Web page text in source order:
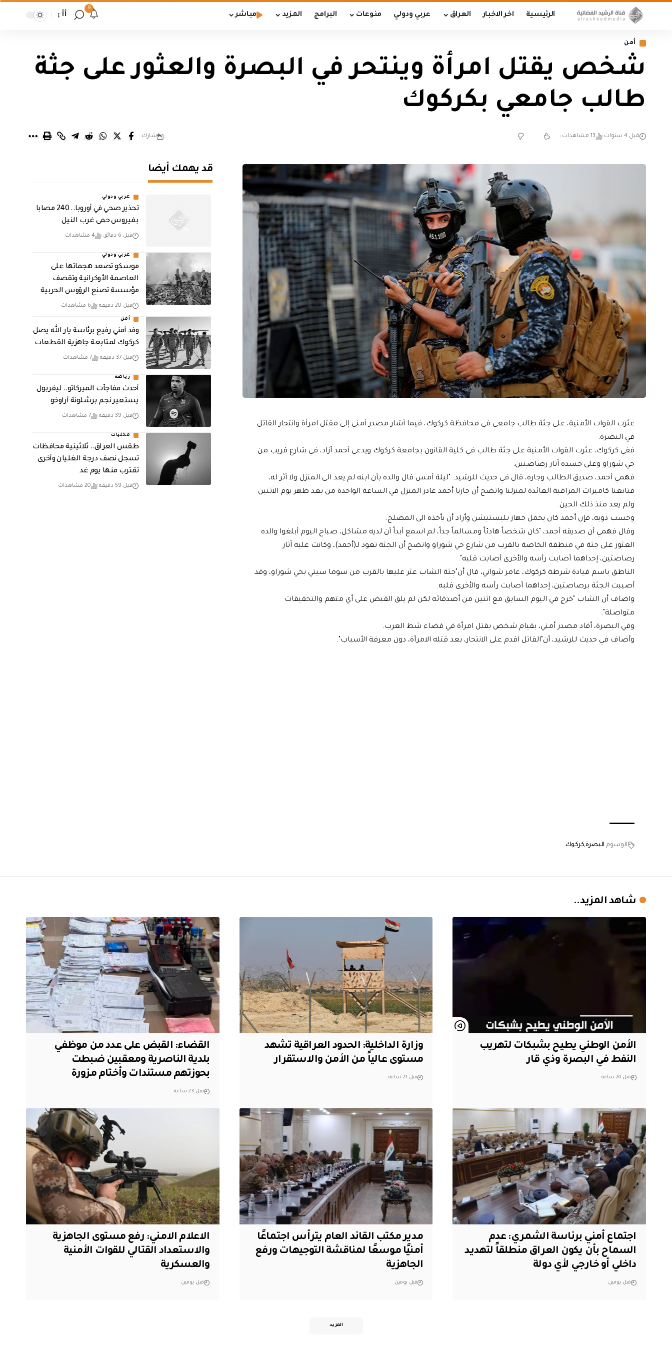
الرئيسية اخر الاخبار العراق عربي ودولي منوعات البرامج المزيد مباشر
9
أأ
أمن
شخص يقتل امرأة وينتحر في البصرة والعثور على جثة
طالب جامعي بكركوك
قبل 4 سنوات 13 مشاهدات شارك
عثرت القوات الأمنية، على جثة طالب جامعي في محافظة كركوك، فيما أشار مصدر أمني إلى مقتل امرأة وانتحار القاتل
في البصرة.
ففي كركوك، عثرت القوات الأمنية على جثة طالب في كلية القانون بجامعة كركوك ويدعى أحمد آزاد، في شارع قريب من
حي شوراو وعلى جسده آثار رصاصتين.
فهمي أحمد، صديق الطالب وجاره، قال في حديث للرشيد: "ليلة أمس قال والده بأن ابنه لم يعد الى المنزل ولا أثر له،
فتابعنا كاميرات المراقبة العائدة لمنزلنا واتضح أن جارنا أحمد غادر المنزل في الساعة الواحدة من بعد ظهر يوم الاثنين
ولم يعد منذ ذلك الحين.
وحسب ذويه، فإن أحمد كان يحمل جهاز بليستيشن وأراد أن يأخذه الى المصلح.
وقال فهمي أن صديقه أحمد، "كان شخصاً هادئاً ومسالماً جداً، لم اسمع أبداً أن لديه مشاكل، صباح اليوم أبلغوا والده
العثور على جثة في منطقة الخاصة بالقرب من شارع حي شوراو واتضح أن الجثة تعود لـ(أحمد)، وكانت عليه آثار
رصاصتين، إحداهما أصابت رأسه والأخرى أصابت قلبه".
الناطق باسم قيادة شرطة كركوك، عامر شواني، قال أن"جثة الشاب عثر عليها بالقرب من سوما سيتي بحي شوراو، وقد
أصيبت الجثة برصاصتين، إحداهما أصابت رأسه والأخرى قلبه.
واضاف أن الشاب "خرج في اليوم السابق مع اثنين من أصدقائه لكن لم يلق القبض على أي متهم والتحقيقات
متواصلة".
وفي البصرة، أفاد مصدر أمني، بقيام شخص بقتل امرأة في قضاء شط العرب.
وأضاف في حديث للرشيد، أن"القاتل اقدم على الانتحار، بعد قتله الامرأة، دون معرفة الأسباب".
الوسوم البصرة كركوك
قد يهمك أيضا
عربي ودولي
تحذير صحي في أوروبا.. 240 مصابا
بفيروس حمى غرب النيل
قبل 6 دقائق 4 مشاهدات
عربي ودولي
موسكو تصعد هجماتها على
العاصمة الأوكرانية وتقصف
مؤسسة تصنع الرؤوس الحربية
قبل 20 دقيقة 6 مشاهدات
أمن
وفد أمني رفيع برئاسة يار الله يصل
كركوك لمتابعة جاهزية القطعات
قبل 37 دقيقة 7 مشاهدات
رياضة
أحدث مفاجآت الميركاتو.. ليفربول
يستعير نجم برشلونة أراوخو
قبل 39 دقيقة 7 مشاهدات
محليات
طقس العراق.. ثلاثينية محافظات
تسجل نصف درجة الغليان وأخرى
تقترب منها يوم غد
قبل 59 دقيقة 20 مشاهدات
شاهد المزيد..
الأمن الوطني يطيح بشبكات لتهريب
النفط في البصرة وذي قار
قبل 20 ساعة
وزارة الداخلية: الحدود العراقية تشهد
مستوى عالياً من الأمن والاستقرار
قبل 21 ساعة
القضاء: القبض على عدد من موظفي
بلدية الناصرية ومعقبين ضبطت
بحوزتهم مستندات وأختام مزورة
قبل 23 ساعة
اجتماع أمني برئاسة الشمري: عدم
السماح بأن يكون العراق منطلقاً لتهديد
داخلي أو خارجي لأي دولة
قبل يومين
مدير مكتب القائد العام يترأس اجتماعًا
أمنيًا موسعًا لمناقشة التوجيهات ورفع
الجاهزية
قبل يومين
الاعلام الامني: رفع مستوى الجاهزية
والاستعداد القتالي للقوات الأمنية
والعسكرية
قبل يومين
المزيد